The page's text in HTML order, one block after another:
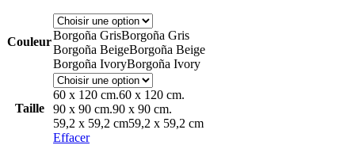
CouleurBorgoña GrisBorgoña Gris
Borgoña BeigeBorgoña Beige
Borgoña IvoryBorgoña Ivory
Taille
60 x 120 cm.60 x 120 cm.
90 x 90 cm.90 x 90 cm.
59,2 x 59,2 cm59,2 x 59,2 cm
Effacer